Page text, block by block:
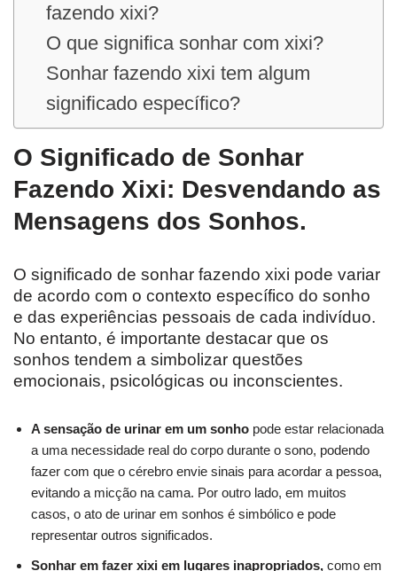
fazendo xixi?
O que significa sonhar com xixi?
Sonhar fazendo xixi tem algum
significado específico?
O Significado de Sonhar
Fazendo Xixi: Desvendando as
Mensagens dos Sonhos.
O significado de sonhar fazendo xixi pode variar
de acordo com o contexto específico do sonho
e das experiências pessoais de cada indivíduo.
No entanto, é importante destacar que os
sonhos tendem a simbolizar questões
emocionais, psicológicas ou inconscientes.
A sensação de urinar em um sonho pode estar relacionada
a uma necessidade real do corpo durante o sono, podendo
fazer com que o cérebro envie sinais para acordar a pessoa,
evitando a micção na cama. Por outro lado, em muitos
casos, o ato de urinar em sonhos é simbólico e pode
representar outros significados.
Sonhar em fazer xixi em lugares inapropriados, como em